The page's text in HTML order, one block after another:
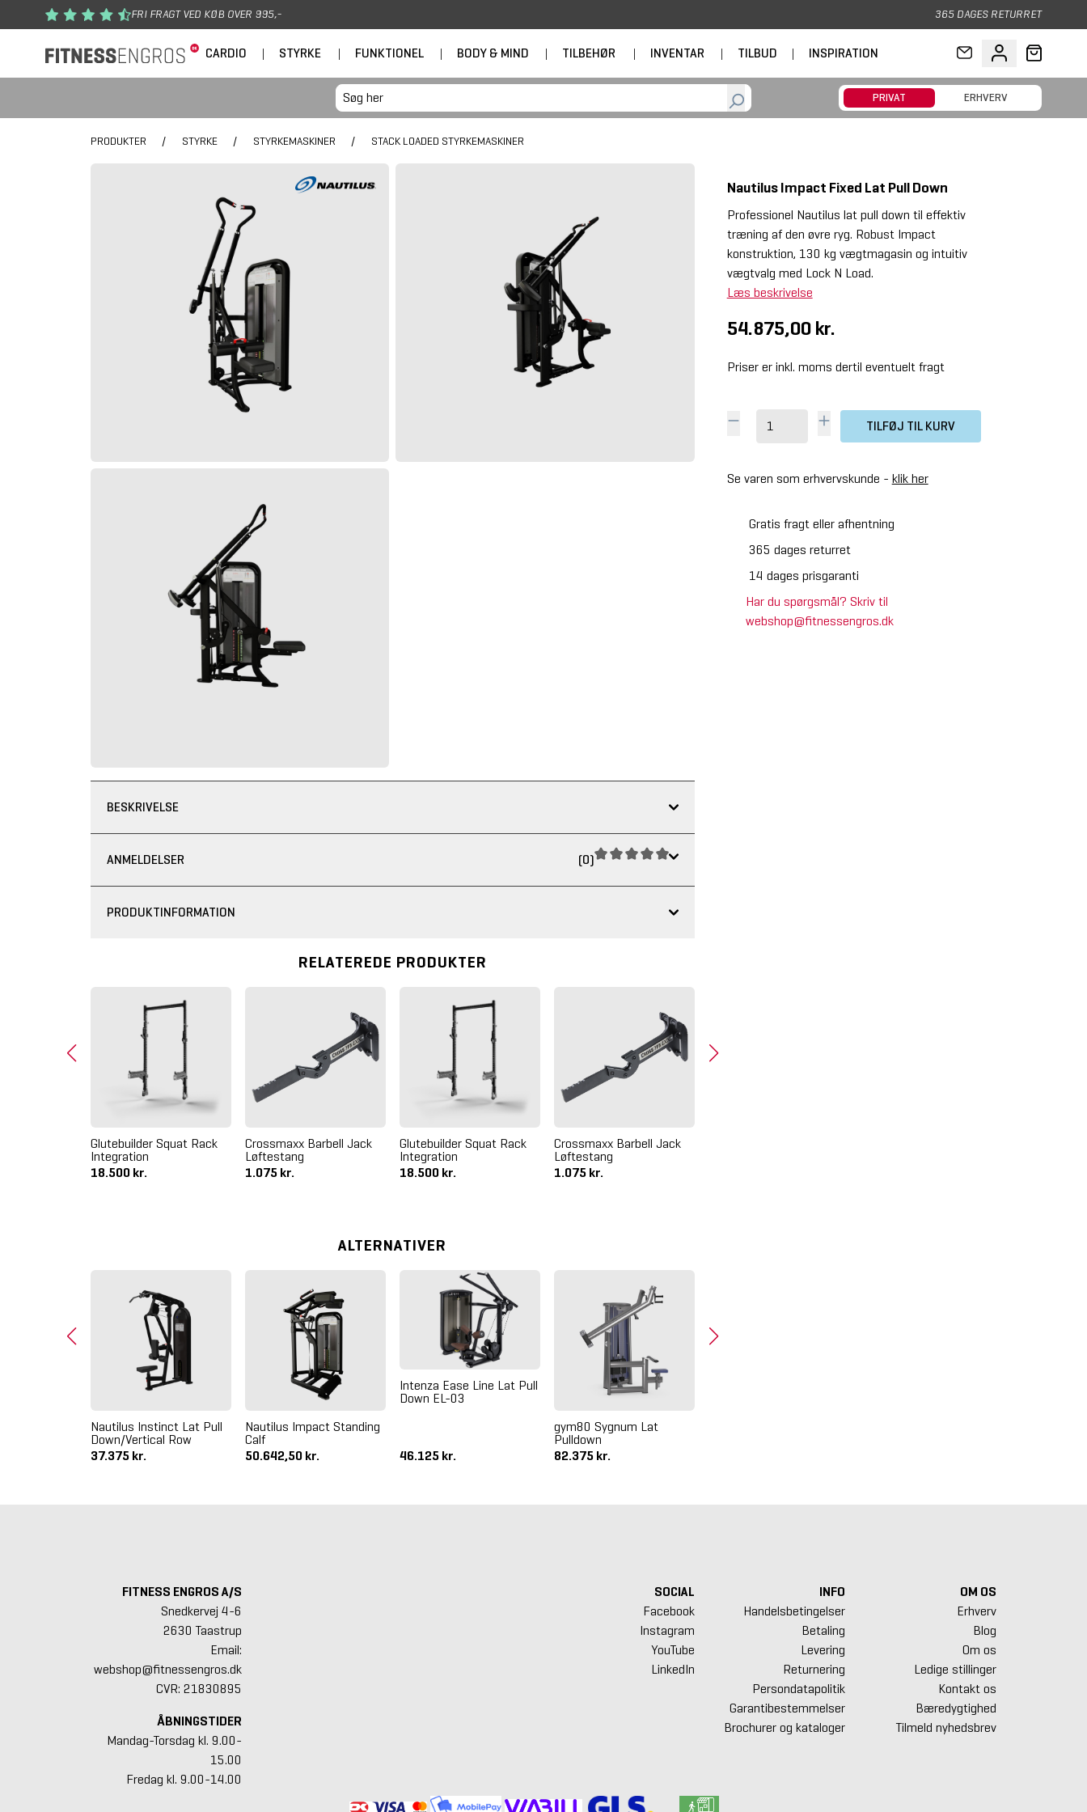
Gå til hovedindhold FRI FRAGT VED KØB OVER 995,- 365 DAGES RETURRET
CARDIO | STYRKE | FUNKTIONEL | BODY & MIND | TILBEHØR | INVENTAR | TILBUD | INSPIRATION
PRIVAT ERHVERV
PRODUKTER / STYRKE / STYRKEMASKINER / STACK LOADED STYRKEMASKINER
Nautilus Impact Fixed Lat Pull Down
Professionel Nautilus lat pull down til effektiv
træning af den øvre ryg. Robust Impact
konstruktion, 130 kg vægtmagasin og intuitiv
vægtvalg med Lock N Load.
Læs beskrivelse
54.875,00 kr.
Priser er inkl. moms dertil eventuelt fragt
TILFØJ TIL KURV
Se varen som erhvervskunde - klik her
Gratis fragt eller afhentning
365 dages returret
14 dages prisgaranti
Har du spørgsmål? Skriv til
webshop@fitnessengros.dk
BESKRIVELSE
ANMELDELSER (0)
PRODUKTINFORMATION
RELATEREDE PRODUKTER
Glutebuilder Squat Rack
Integration
18.500 kr.
Crossmaxx Barbell Jack
Løftestang
1.075 kr.
Glutebuilder Squat Rack
Integration
18.500 kr.
Crossmaxx Barbell Jack
Løftestang
1.075 kr.
ALTERNATIVER
Nautilus Instinct Lat Pull
Down/Vertical Row
37.375 kr.
Nautilus Impact Standing
Calf
50.642,50 kr.
Intenza Ease Line Lat Pull
Down EL-03
46.125 kr.
gym80 Sygnum Lat
Pulldown
82.375 kr.
FITNESS ENGROS A/S
Snedkervej 4-6
2630 Taastrup
Email:
webshop@fitnessengros.dk
CVR: 21830895
ÅBNINGSTIDER
Mandag-Torsdag kl. 9.00-
15.00
Fredag kl. 9.00-14.00
SOCIAL
Facebook
Instagram
YouTube
LinkedIn
INFO
Handelsbetingelser
Betaling
Levering
Returnering
Persondatapolitik
Garantibestemmelser
Brochurer og kataloger
OM OS
Erhverv
Blog
Om os
Ledige stillinger
Kontakt os
Bæredygtighed
Tilmeld nyhedsbrev